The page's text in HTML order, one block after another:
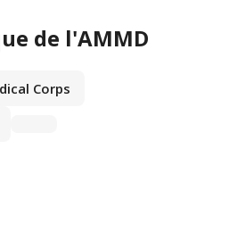
de l'AMMD
Corps